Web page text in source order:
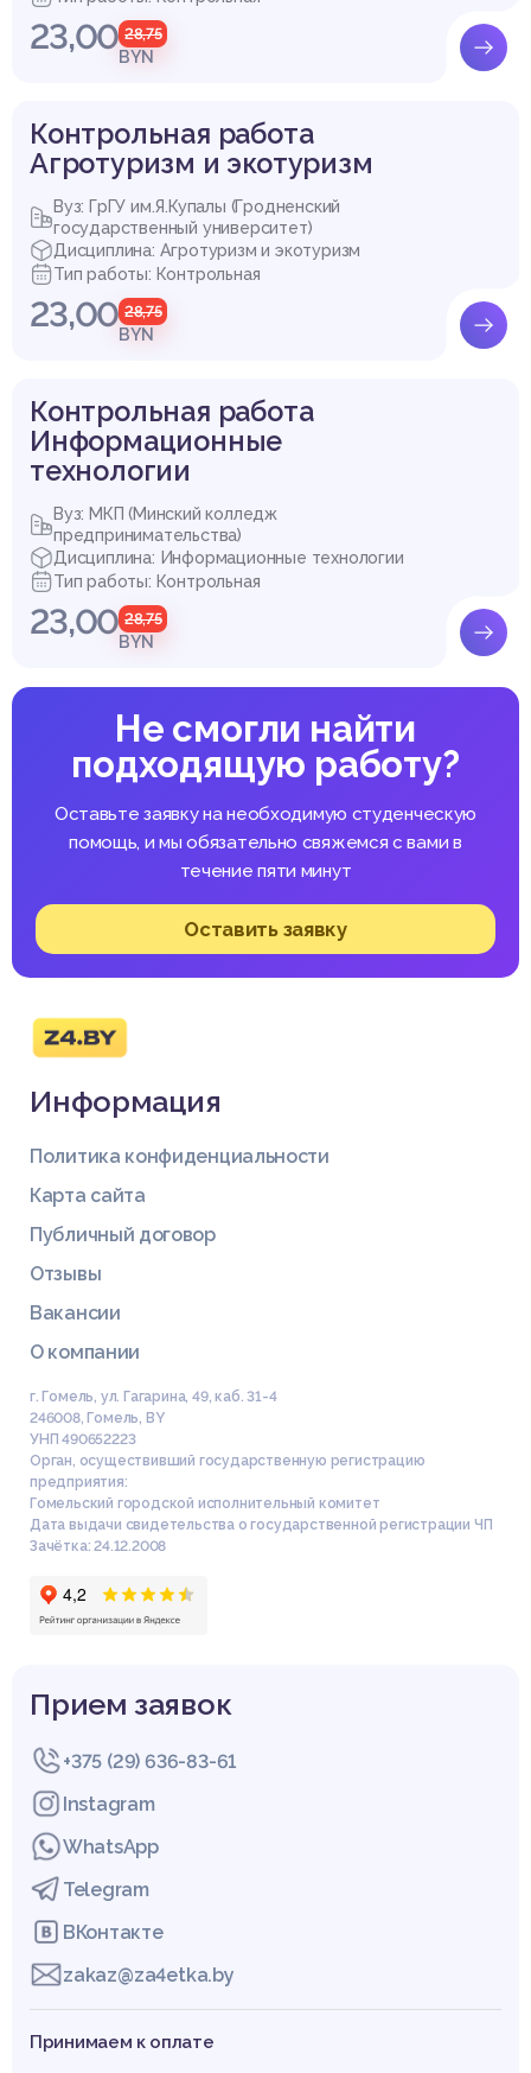
23,00 28,75
BYN
Контрольная работа
Агротуризм и экотуризм
Вуз: ГрГУ им.Я.Купалы (Гродненский
государственный университет)
Дисциплина: Агротуризм и экотуризм
Тип работы: Контрольная
23,00 28,75
BYN
Контрольная работа
Информационные
технологии
Вуз: МКП (Минский колледж
предпринимательства)
Дисциплина: Информационные технологии
Тип работы: Контрольная
23,00 28,75
BYN
Не смогли найти
подходящую работу?
Оставьте заявку на необходимую студенческую
помощь, и мы обязательно свяжемся с вами в
течение пяти минут
Оставить заявку
Информация
Политика конфиденциальности
Карта сайта
Публичный договор
Отзывы
Вакансии
О компании
г. Гомель, ул. Гагарина, 49, каб. 31-4
246008, Гомель, BY
УНП 490652223
Орган, осуществивший государственную регистрацию
предприятия:
Гомельский городской исполнительный комитет
Дата выдачи свидетельства о государственной регистрации ЧП
Зачётка: 24.12.2008
Прием заявок
+375 (29) 636-83-61
Instagram
WhatsApp
Telegram
ВКонтакте
zakaz@za4etka.by
Принимаем к оплате